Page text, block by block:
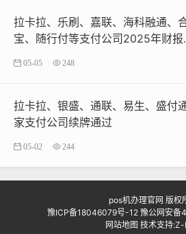
协议或APP 内清晰、明确告知实
率，确保其符合已公布的费率标准
遵循监管规定，以降低商户经营成
助力我国银行卡产业持
支付科技有限公司
拉卡拉、乐刷、嘉联、海科融通、
宝、随行付等支付公司2025年财
05-05 248
拉卡拉、银盛、通联、易生、盛付
家支付公司续牌通过
05-02 244
pos机办理官网 版权
豫ICP备18046079号-12豫公网安备
网站地图 技术支持:Z-